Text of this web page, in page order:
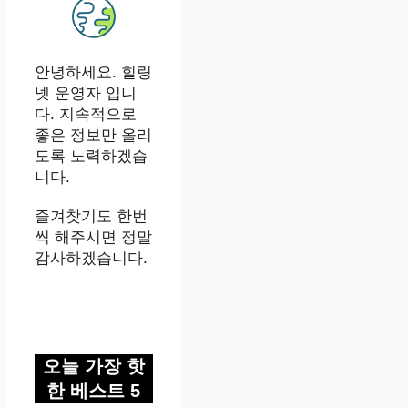
안녕하세요. 힐링
넷 운영자 입니
다. 지속적으로
좋은 정보만 올리
도록 노력하겠습
니다.
즐겨찾기도 한번
씩 해주시면 정말
감사하겠습니다.
오늘 가장 핫
한 베스트 5